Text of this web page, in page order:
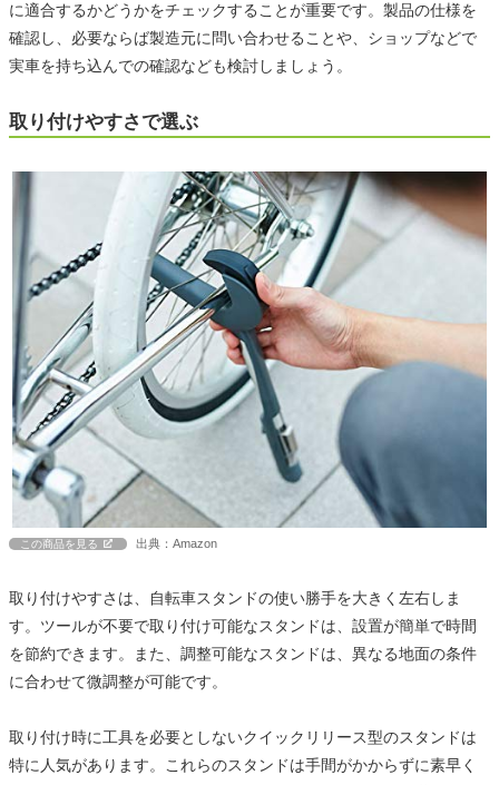
に適合するかどうかをチェックすることが重要です。製品の仕様を
確認し、必要ならば製造元に問い合わせることや、ショップなどで
実車を持ち込んでの確認なども検討しましょう。
取り付けやすさで選ぶ
この商品を見る 出典：Amazon
取り付けやすさは、自転車スタンドの使い勝手を大きく左右しま
す。ツールが不要で取り付け可能なスタンドは、設置が簡単で時間
を節約できます。また、調整可能なスタンドは、異なる地面の条件
に合わせて微調整が可能です。
取り付け時に工具を必要としないクイックリリース型のスタンドは
特に人気があります。これらのスタンドは手間がかからずに素早く